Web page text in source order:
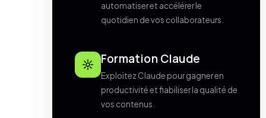
automatiser et accélérer le
quotidien de vos collaborateurs.
Formation Claude
Exploitez Claude pour gagner en
productivité et fiabiliser la qualité de
vos contenus.